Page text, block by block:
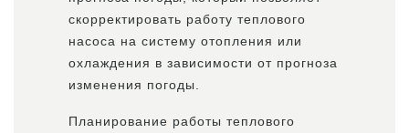
скорректировать работу теплового
насоса на систему отопления или
охлаждения в зависимости от прогноза
изменения погоды.
Планирование работы теплового